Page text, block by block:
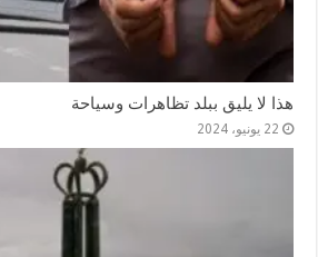
هذا لا يليق ببلد تظاهرات وسياحة
22 يونيو، 2024